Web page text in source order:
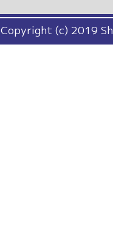
Copyright (c) 2019